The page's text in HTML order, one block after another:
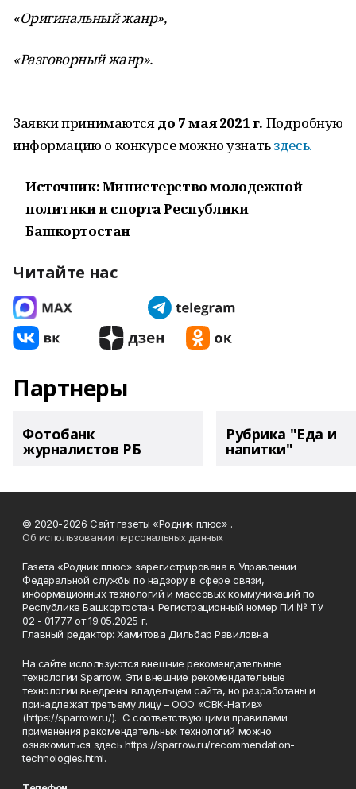
«Оригинальный жанр»,
«Разговорный жанр».
Заявки принимаютсядо 7 мая 2021 г. Подробную
информацию о конкурсе можно узнатьздесь.
Источник: Министерство молодежной
политики и спорта Республики
Башкортостан
Читайте нас
Партнеры
Фотобанк
журналистов РБ
Рубрика "Еда и
напитки"
© 2020-2026 Сайт газеты «Родник плюс» .
Об использовании персональных данных
Газета «Родник плюс» зарегистрирована в Управлении
Федеральной службы по надзору в сфере связи,
информационных технологий и массовых коммуникаций по
Республике Башкортостан. Регистрационный номер ПИ № ТУ
02 - 01777 от 19.05.2025 г.
Главный редактор: Хамитова Дильбар Равиловна
На сайте используются внешние рекомендательные
технологии Sparrow. Эти внешние рекомендательные
технологии внедрены владельцем сайта, но разработаны и
принадлежат третьему лицу – ООО «СВК-Натив»
(https://sparrow.ru/). С соответствующими правилами
применения рекомендательных технологий можно
ознакомиться здесь https://sparrow.ru/recommendation-
technologies.html.